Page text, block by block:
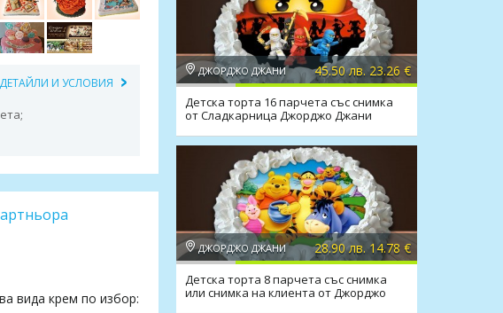
И УСЛОВИЯ
вида крем по избор:
ДЖОРДЖО ДЖАНИ 45.50 лв. 23.26 €
Детска торта 16 парчета със снимка
от Сладкарница Джорджо Джани
ДЖОРДЖО ДЖАНИ 28.90 лв. 14.78 €
Детска торта 8 парчета със снимка
или снимка на клиента от Джорджо